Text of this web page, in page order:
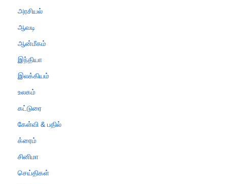
அரசியல்
ஆவடி
ஆன்மீகம்
இந்தியா
இலக்கியம்
உலகம்
கட்டுரை
கேள்வி & பதில்
க்ரைம்
சினிமா
செய்திகள்